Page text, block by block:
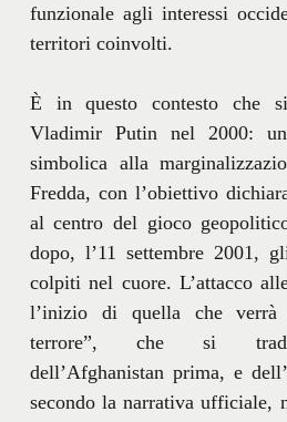
funzionale agli interessi
territori coinvolti.
È in questo contesto che
Vladimir Putin nel 2000:
simbolica alla
Fredda, con l’obiettivo
al centro del gioco
dopo, l’11 settembre 2001,
colpiti nel cuore. L’attacco
l’inizio di quella che verrà
terrore”, che si
dell’Afghanistan prima, e
secondo la narrativa ufficiale,